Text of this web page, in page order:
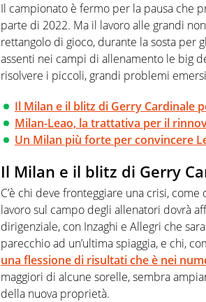
Il campionato è fermo per la pausa che
parte di 2022. Ma il lavoro alle grandi
rettangolo di gioco, durante la sosta per
assenti nei campi di allenamento le big
risolvere i piccoli, grandi problemi
Il Milan e il blitz di Gerry Cardinale
Milan-Leao, la trattativa per il
Un Milan più forte per convincere
Il Milan e il blitz di Gerry
C’è chi deve fronteggiare una crisi, come
lavoro sul campo degli allenatori dovrà
dirigenziale, con Inzaghi e Allegri che
parecchio ad un’ultima spiaggia, e chi,
una flessione di risultati che è nei
maggiori di alcune sorelle, sembra
della nuova proprietà.